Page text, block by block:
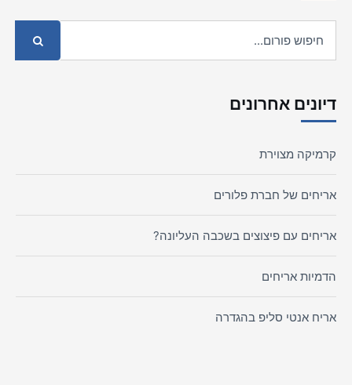
דיונים אחרונים
קרמיקה מצוירת
אריחים של חברת פלורים
אריחים עם פיצוצים בשכבה העליונה?
הדמיות אריחים
אריח אנטי סליפ בהגדרה